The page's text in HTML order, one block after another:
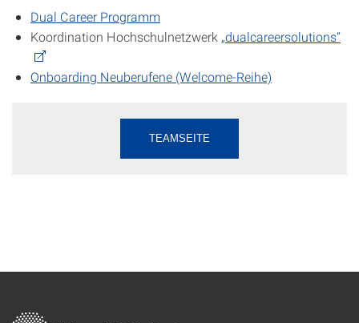
Dual Career Programm
Koordination Hochschulnetzwerk „dualcareersolutions“
Onboarding Neuberufene (Welcome-Reihe)
TEAMSEITE